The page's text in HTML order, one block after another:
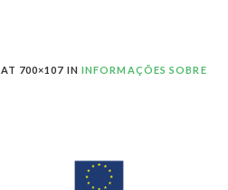
AT 700×107 IN INFORMAÇÕES SOBRE